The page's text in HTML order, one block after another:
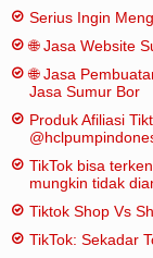
Serius Ingin
🌐 Jasa Website
🌐 Jasa
Jasa Sumur Bor
Produk Afiliasi
TikTok bisa
mungkin tidak
Tiktok Shop Vs
TikTok: Sekadar